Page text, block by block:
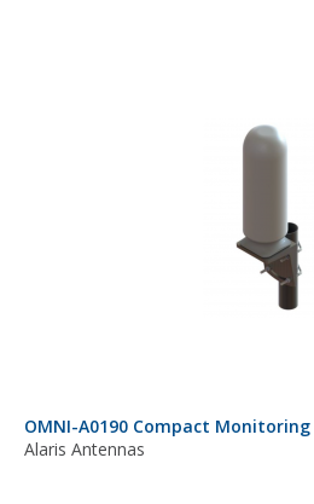
OMNI-A0190 Compact
Alaris Antennas